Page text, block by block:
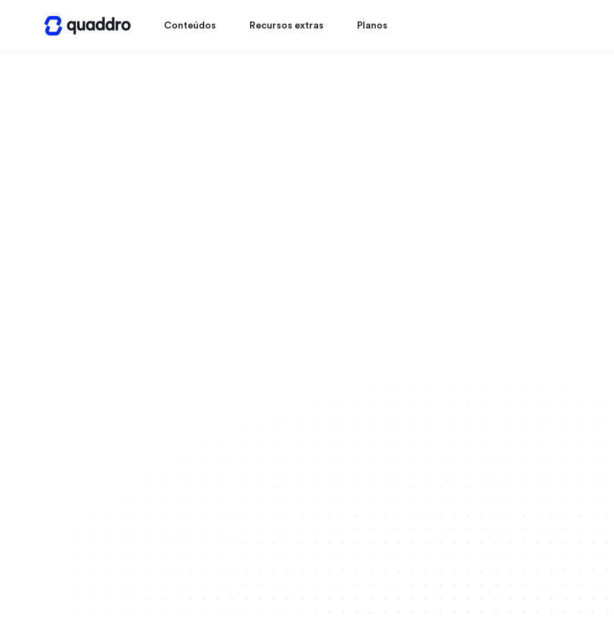
Conteúdos Recursos extras Planos